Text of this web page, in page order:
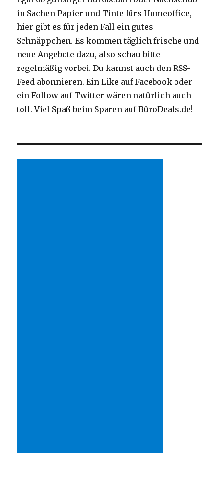
in Sachen Papier und Tinte fürs Homeoffice,
hier gibt es für jeden Fall ein gutes
Schnäppchen. Es kommen täglich frische und
neue Angebote dazu, also schau bitte
regelmäßig vorbei. Du kannst auch den RSS-
Feed abonnieren. Ein Like auf Facebook oder
ein Follow auf Twitter wären natürlich auch
toll. Viel Spaß beim Sparen auf BüroDeals.de!